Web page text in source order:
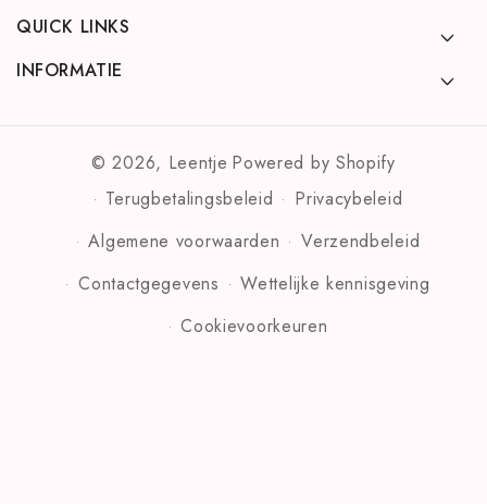
QUICK LINKS
INFORMATIE
© 2026, Leentje Powered by Shopify
Terugbetalingsbeleid
Privacybeleid
Algemene voorwaarden
Verzendbeleid
Contactgegevens
Wettelijke kennisgeving
Cookievoorkeuren